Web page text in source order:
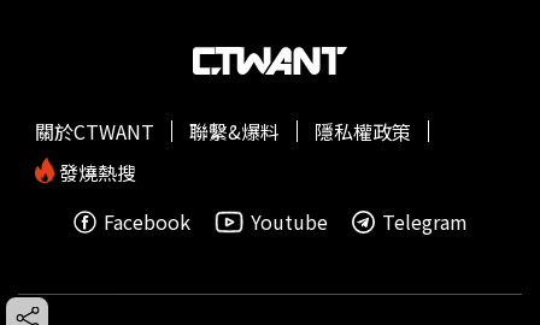
關於CTWANT 聯繫&爆料
隱私權政策
發燒熱搜
Facebook
Youtube Telegram